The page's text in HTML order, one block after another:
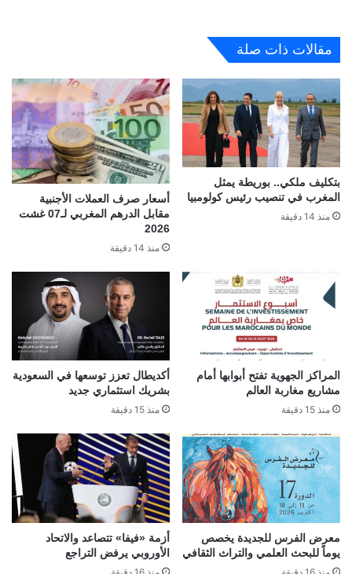
مقالات ذات صلة
بتكليف ملكي.. بوريطة يمثل
المغرب في تنصيب رئيس كولومبيا
منذ 14 دقيقة
أسعار صرف العملات الأجنبية
مقابل الدرهم المغربي لـ07 غشت
2026
منذ 14 دقيقة
المراكز الجهوية تفتح أبوابها أمام
مشاريع مغاربة العالم
منذ 15 دقيقة
أكديطال تعزز توسعها في السعودية
بشريك استثماري جديد
منذ 15 دقيقة
معرض الفرس للجديدة يخصص
يوماً للبحث العلمي والتراث الثقافي
أزمة «فيفا» تتصاعد والاتحاد
الأوروبي يرفض التراجع